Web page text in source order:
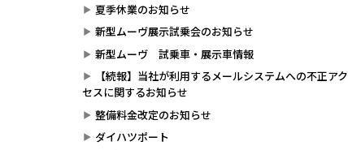
夏季休業のお知らせ
新型ムーヴ展示試乗会のお知らせ
新型ムーヴ 試乗車・展示車情報
【続報】当社が利用するメールシステムへの不正アク
セスに関するお知らせ
整備料金改定のお知らせ
ダイハツポート